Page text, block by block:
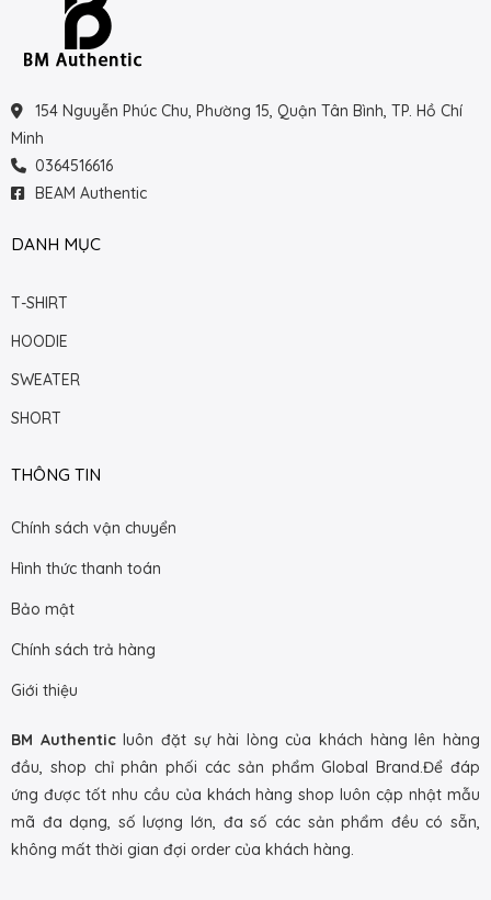
154 Nguyễn Phúc Chu, Phường 15, Quận Tân Bình, TP. Hồ Chí
Minh
0364516616
BEAM Authentic
DANH MỤC
T-SHIRT
HOODIE
SWEATER
SHORT
THÔNG TIN
Chính sách vận chuyển
Hình thức thanh toán
Bảo mật
Chính sách trả hàng
Giới thiệu
BM Authenticluôn đặt sự hài lòng của khách hàng lên hàng
đầu, shop chỉ phân phối các sản phẩm Global Brand.Để đáp
ứng được tốt nhu cầu của khách hàng shop luôn cập nhật mẫu
mã đa dạng, số lượng lớn, đa số các sản phẩm đều có sẵn,
không mất thời gian đợi order của khách hàng.